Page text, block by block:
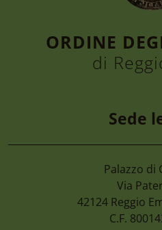
6 Agosto 2026
Convegno “la
Nel D.lgs. 81/
ORDINE
di
Sede
Palazzo di
Via
42124 Reggio
C.F.